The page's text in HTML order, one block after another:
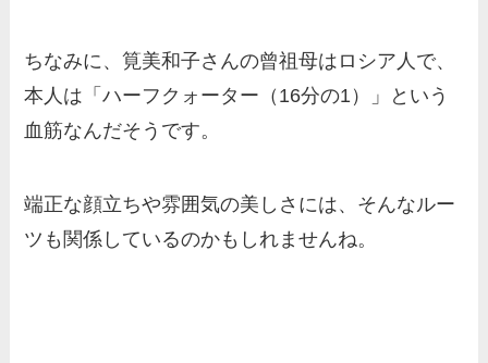
ちなみに、筧美和子さんの曾祖母はロシア人で、
本人は「ハーフクォーター（16分の1）」という
血筋なんだそうです。
端正な顔立ちや雰囲気の美しさには、そんなルー
ツも関係しているのかもしれませんね。